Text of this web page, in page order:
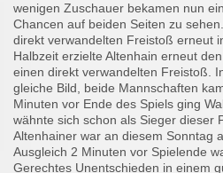
wenigen Zuschauer bekamen nun
Chancen auf beiden Seiten zu
direkt verwandelten Freistoß erneut
Halbzeit erzielte Altenhain erneut
einen direkt verwandelten Freistoß.
gleiche Bild, beide Mannschaften
Minuten vor Ende des Spiels ging
wähnte sich schon als Sieger dieser
Altenhainer war an diesem Sonntag
Ausgleich 2 Minuten vor Spielende
Gerechtes Unentschieden in einem